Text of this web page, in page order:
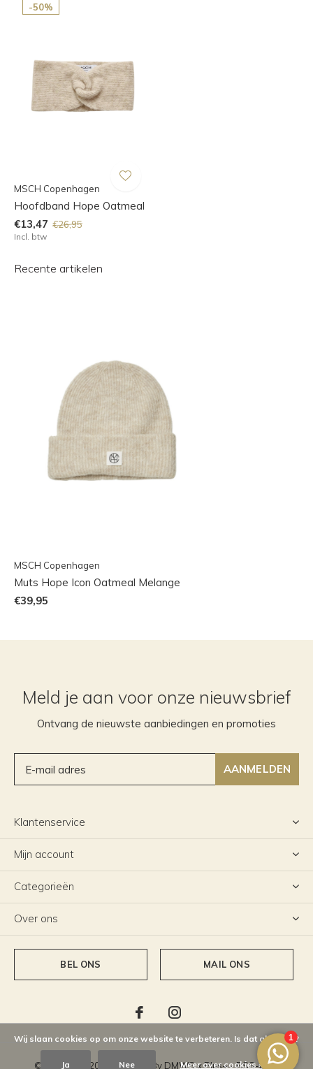
-50%
MSCH Copenhagen
Hoofdband Hope Oatmeal
€13,47 €26,95
Incl. btw
Recente artikelen
MSCH Copenhagen
Muts Hope Icon Oatmeal Melange
€39,95
Meld je aan voor onze nieuwsbrief
Ontvang de nieuwste aanbiedingen en promoties
AANMELDEN
Klantenservice
Mijn account
Categorieën
Over ons
BEL ONS MAIL ONS
© Copyright 2026 - Theme By DMWSxPlus+-RSS-feed
Wij slaan cookies op om onze website te verbeteren. Is dat akkoord?
Ja Nee Meer over cookies »